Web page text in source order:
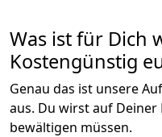
Was ist für Dich
Kostengünstig
Genau das ist unsere
aus. Du wirst auf Deiner
bewältigen müssen.